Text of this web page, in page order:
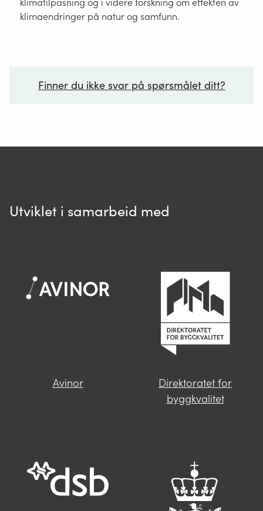
klimatilpasning og i videre forskning om effekten av
klimaendringer på natur og samfunn.
Finner du ikke svar på spørsmålet ditt?
Når du skriver spørsmålet ditt, gjør vi et
søk og viser deg vår mest relevante
Finner du ikke svar på spørsmålet
saksbehandlere i Miljødirektoratet vil følge
deg opp videre.
Utviklet i samarbeid med
Avinor
Direktoratet for
byggkvalitet